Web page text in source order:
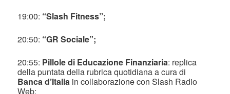
19:00: “Slash Fitness”;
20:50: “GR Sociale”;
20:55: Pillole di Educazione Finanziaria: replica
della puntata della rubrica quotidiana a cura di
Banca d’Italia in collaborazione con Slash Radio
Web;